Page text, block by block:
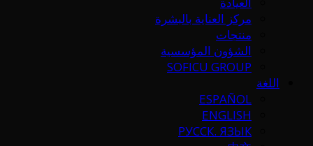
مركز العناية بالبشرة
منتجات
الشؤون المؤسسية
SOFICU GROUP
اللغة
ESPAÑOL
ENGLISH
РУССК. ЯЗЫК